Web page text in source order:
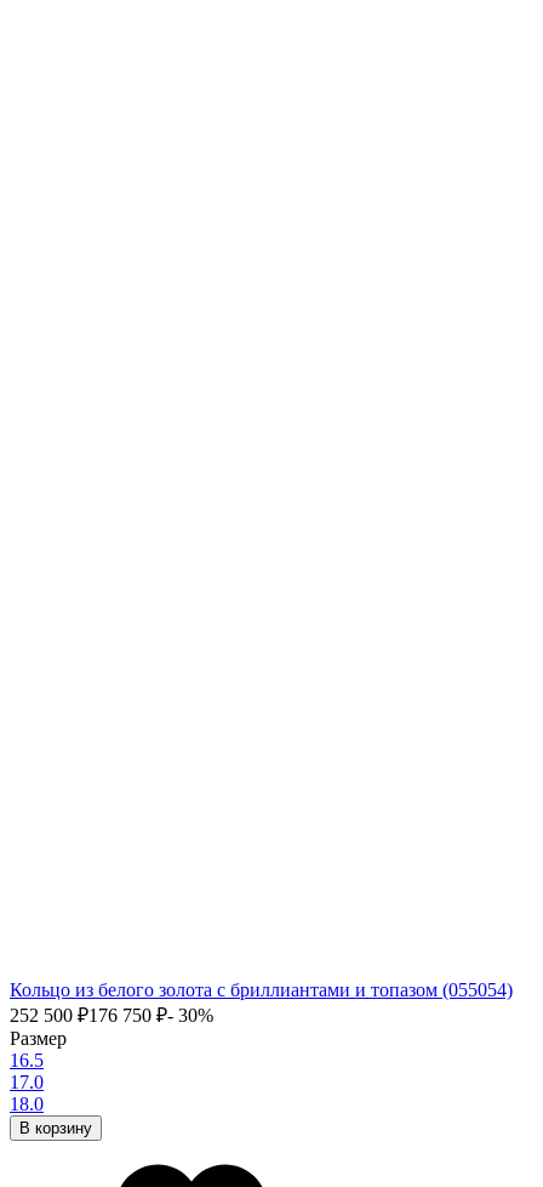
Кольцо из белого золота с бриллиантами и топазом (055054)
252 500 ₽176 750 ₽- 30%
Размер
16.5
17.0
18.0
В корзину